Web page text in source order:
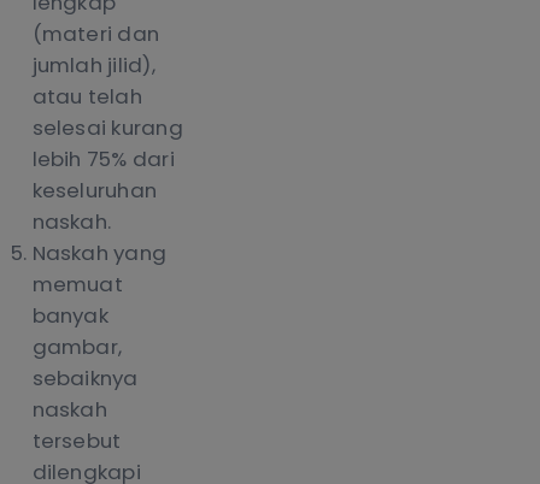
(materi dan
jumlah jilid),
atau telah
selesai kurang
lebih 75% dari
keseluruhan
naskah.
Naskah yang
memuat
banyak
gambar,
sebaiknya
naskah
tersebut
dilengkapi